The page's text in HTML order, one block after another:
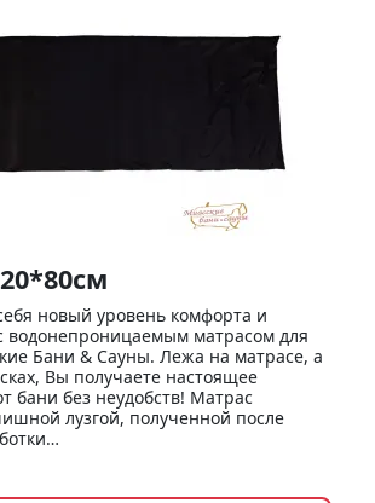
новый уровень комфорта и
водонепроницаемым матрасом для
Бани & Сауны. Лежа на матрасе, а
Вы получаете настоящее
бани без неудобств! Матрас
лузгой, полученной после